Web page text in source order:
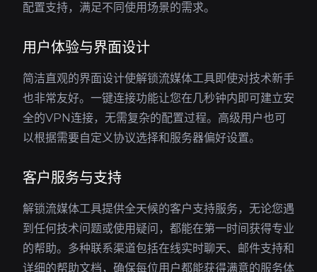
配置支持，满足不同使用场景的需求。
用户体验与界面设计
简洁直观的界面设计使解锁流媒体工具即使对技术新手
也非常友好。一键连接功能让您在几秒钟内即可建立安
全的VPN连接，无需复杂的配置过程。高级用户也可
以根据需要自定义协议选择和服务器偏好设置。
客户服务与支持
解锁流媒体工具提供全天候的客户支持服务，无论您遇
到任何技术问题或使用疑问，都能在第一时间获得专业
的帮助。多种联系渠道包括在线实时聊天、邮件支持和
详细的帮助文档，确保每位用户都能获得满意的服务体